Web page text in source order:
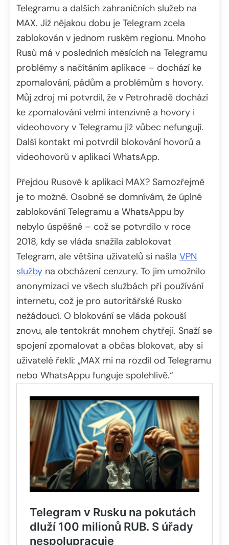
Telegramu a dalších zahraničních služeb na
MAX. Již nějakou dobu je Telegram zcela
zablokován v jednom ruském regionu. Mnoho
Rusů má v posledních měsících na Telegramu
problémy s načítáním aplikace – dochází ke
zpomalování, pádům a problémům s hovory.
Můj zdroj mi potvrdil, že v Petrohradě dochází
ke zpomalování velmi intenzivně a hovory i
videohovory v Telegramu již vůbec nefungují.
Další kontakt mi potvrdil blokování hovorů a
videohovorů v aplikaci WhatsApp.
Přejdou Rusové k aplikaci MAX? Samozřejmě
je to možné. Osobně se domnívám, že úplné
zablokování Telegramu a WhatsAppu by
nebylo úspěšné – což se potvrdilo v roce
2018, kdy se vláda snažila zablokovat
Telegram, ale většina uživatelů si našla VPN
služby na obcházení cenzury. To jim umožnilo
anonymizaci ve všech službách při používání
internetu, což je pro autoritářské Rusko
nežádoucí. O blokování se vláda pokouší
znovu, ale tentokrát mnohem chytřeji. Snaží se
spojení zpomalovat a občas blokovat, aby si
uživatelé řekli: „MAX mi na rozdíl od Telegramu
nebo WhatsAppu funguje spolehlivě.“